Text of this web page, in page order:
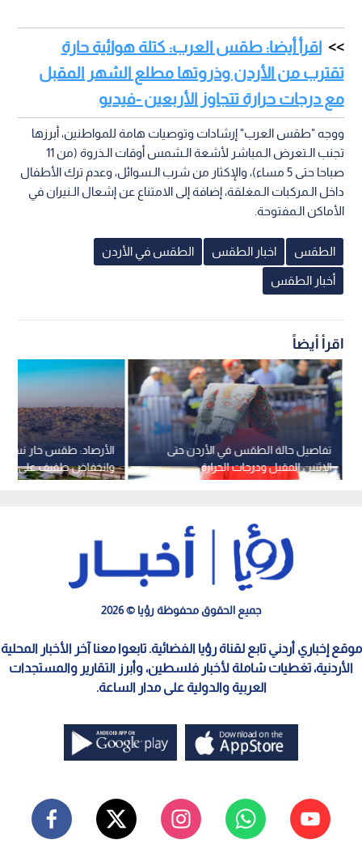
اقرأ أيضا: طقس العرب: كتلة هوائية حارة
تقترب من الأردن وذروتها مطلع الشهر المقبل
مع درجات حرارة تتجاوز الأربعين -فيديو
ووجه "طقس العرب" إرشادات وتوصيات هامة للمواطنين، أبرزها
تجنب الـتعرض الـمباشر لأشعة الـشمس أوقات الـذروة (من 11
صباحا حتى 5 مساء)، والإكثار من شرب الـسوائل، وعدم ترك الأطفال
داخل الـمركبات الـمغلقة، إضافة إلى الامتناع عن إشعال الـنيران في
الأماكن الـمفتوحة.
الطقس اخبار الطقس الطقس في الأردن
أخبار الطقس
اقرأ أيضاً
الأرصاد: طقس حار
وانخفاض طفيف على
الجمعة والسبت
تفاصيل حالة الطقس في الأردن حتى
الإثنين المقبل ودرجات الحرارة
المتوقعة
جميع الحقوق محفوظة رؤيا © 2026
موقع إخباري أردني تابع لقناة رؤيا الفضائية. تابعوا معنا آخر الأخبار المحلية
الأردنية، تغطيات شاملة لأخبار فلسطين، وأبرز التقارير والمستجدات
العربية والدولية على مدار الساعة.